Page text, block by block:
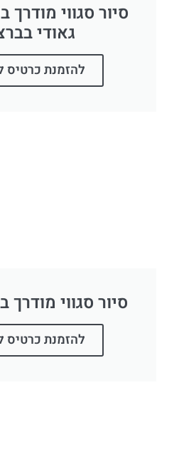
סיור סגווי
גאודי
להזמנת כרטיס
סיור סגווי מודרך
להזמנת כרטיס